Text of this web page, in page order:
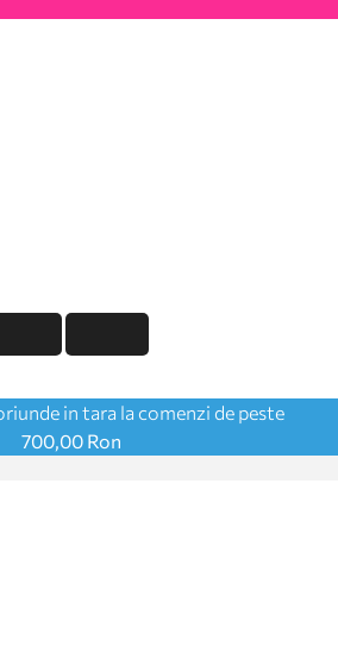
in tara la comenzi de peste
700,00 Ron